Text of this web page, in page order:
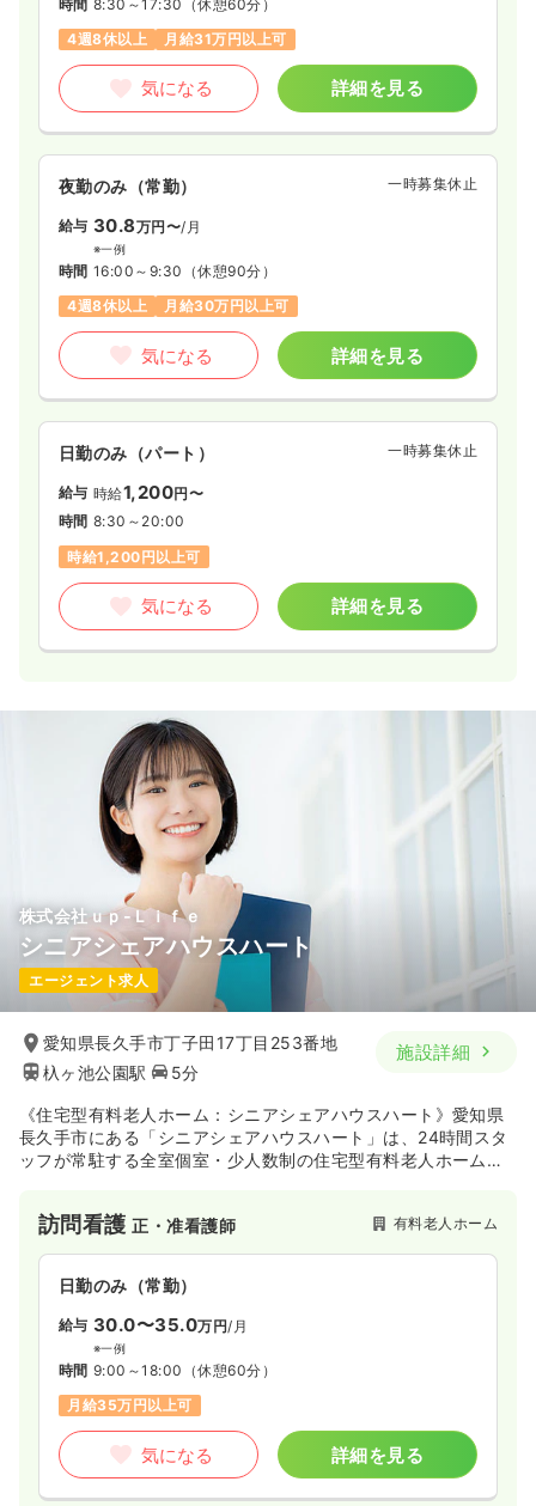
時間 8:30～17:30 （休憩60分）
4週8休以上
月給31万円以上可
気になる 詳細を見る
夜勤のみ（常勤） 一時募集休止
給与 30.8万円〜/月
※一例
時間 16:00～9:30 （休憩90分）
4週8休以上
月給30万円以上可
気になる 詳細を見る
日勤のみ（パート） 一時募集休止
給与 時給1,200円〜
時間 8:30～20:00
時給1,200円以上可
気になる 詳細を見る
株式会社ｕｐ‐Ｌｉｆｅ
シニアシェアハウスハート
エージェント求人
愛知県長久手市丁子田17丁目253番地
杁ヶ池公園駅
5分
施設詳細
《住宅型有料老人ホーム：シニアシェアハウスハート》愛知県
長久手市にある「シニアシェアハウスハート」は、24時間スタ
ッフが常駐する全室個室・少人数制の住宅型有料老人ホームで
訪問看護正・准看護師 有料老人ホーム
日勤のみ（常勤）
給与 30.0〜35.0万円/月
※一例
時間 9:00～18:00 （休憩60分）
月給35万円以上可
気になる 詳細を見る